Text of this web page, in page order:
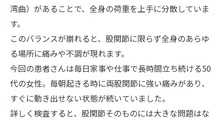
湾曲）があることで、全身の荷重を上手に分散していま
す。
このバランスが崩れると、股関節に限らず全身のあらゆ
る場所に痛みや不調が現れます。
今回の患者さんは毎日家事や仕事で長時間立ち続ける50
代の女性。毎朝起きる時に両股関節に強い痛みがあり、
すぐに動き出せない状態が続いていました。
詳しく検査すると、股関節そのものには大きな問題はな